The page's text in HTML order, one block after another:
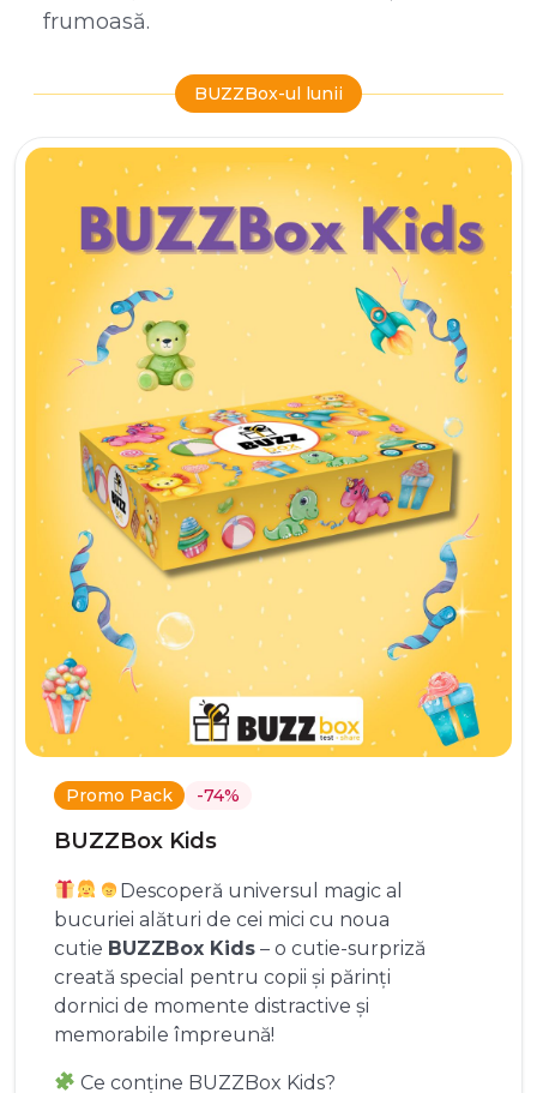
frumoasă.
BUZZBox-ul lunii
Promo Pack -74%
BUZZBox Kids
Descoperă universul magic al
bucuriei alături de cei mici cu noua
cutie BUZZBox Kids – o cutie-surpriză
creată special pentru copii și părinți
dornici de momente distractive și
memorabile împreună!
Ce conține BUZZBox Kids?